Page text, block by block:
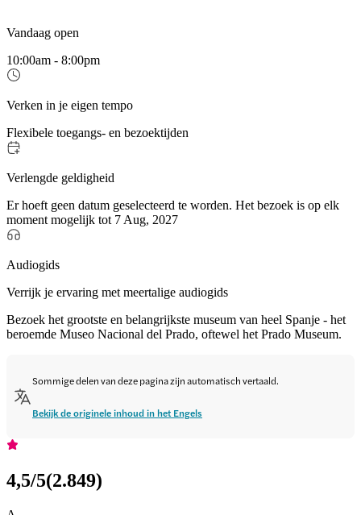
Vandaag open
10:00am - 8:00pm
Verken in je eigen tempo
Flexibele toegangs- en bezoektijden
Verlengde geldigheid
Er hoeft geen datum geselecteerd te worden. Het bezoek is op elk
moment mogelijk tot 7 Aug, 2027
Audiogids
Verrijk je ervaring met meertalige audiogids
Bezoek het grootste en belangrijkste museum van heel Spanje - het
beroemde Museo Nacional del Prado, oftewel het Prado Museum.
Sommige delen van deze pagina zijn automatisch vertaald.
Bekijk de originele inhoud in het Engels
4,5/5(2.849)